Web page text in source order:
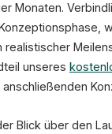
Monaten.
realistischer
unseres
Blick über den